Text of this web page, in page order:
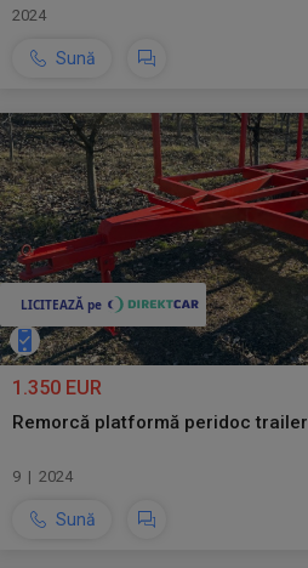
2024
Sună
1.350 EUR
Remorcă platformă peridoc trailer
9 | 2024
Sună